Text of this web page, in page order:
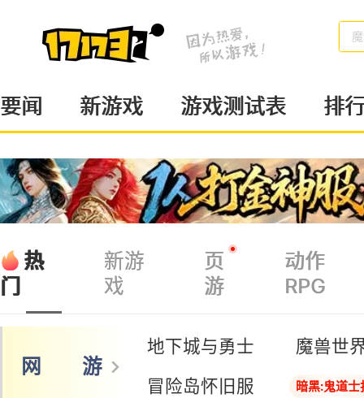
要闻 新游戏 游戏测试表 排
热
门
新游
戏
页
游
动作
RPG
网 游
地下城与勇士
魔兽世
冒险岛怀旧服
暗黑:鬼道士